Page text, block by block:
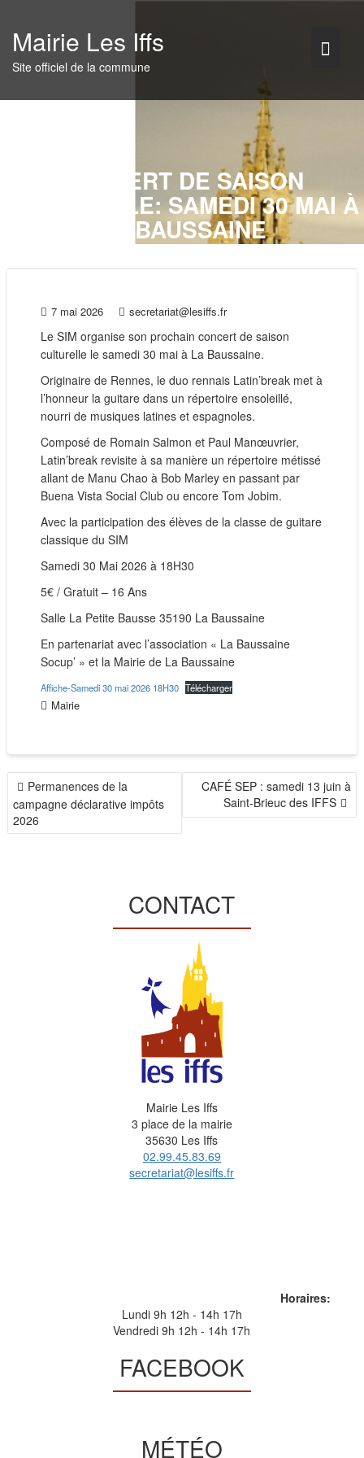
content
Mairie Les Iffs
Site officiel de la commune
CONCERT DE SAISON
CULTURELLE: SAMEDI 30 MAI À
LA BAUSSAINE
7 mai 2026 secretariat@lesiffs.fr
Le SIM organise son prochain concert de saison
culturelle le samedi 30 mai à La Baussaine.
Originaire de Rennes, le duo rennais Latin’break met à
l’honneur la guitare dans un répertoire ensoleillé,
nourri de musiques latines et espagnoles.
Composé de Romain Salmon et Paul Manœuvrier,
Latin’break revisite à sa manière un répertoire métissé
allant de Manu Chao à Bob Marley en passant par
Buena Vista Social Club ou encore Tom Jobim.
Avec la participation des élèves de la classe de guitare
classique du SIM
Samedi 30 Mai 2026 à 18H30
5€ / Gratuit – 16 Ans
Salle La Petite Bausse 35190 La Baussaine
En partenariat avec l’association « La Baussaine
Socup’ » et la Mairie de La Baussaine
Affiche-Samedi 30 mai 2026 18H30 Télécharger
Mairie
NAVIGATION
DE
L’ARTICLE
Permanences de la
campagne déclarative impôts
2026
CAFÉ SEP : samedi 13 juin à
Saint-Brieuc des IFFS
CONTACT
Mairie Les Iffs
3 place de la mairie
35630 Les Iffs
02.99.45.83.69
secretariat@lesiffs.fr
Horaires:
Lundi 9h 12h - 14h 17h
Vendredi 9h 12h - 14h 17h
FACEBOOK
MÉTÉO